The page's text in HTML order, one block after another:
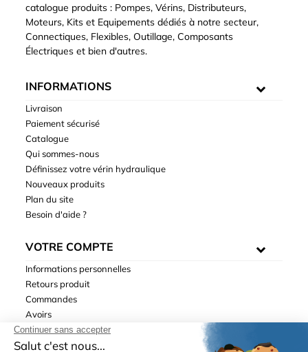
catalogue produits : Pompes, Vérins, Distributeurs,
Moteurs, Kits et Equipements dédiés à notre secteur,
Connectiques, Flexibles, Outillage, Composants
Électriques et bien d'autres.
INFORMATIONS
Livraison
Paiement sécurisé
Catalogue
Qui sommes-nous
Définissez votre vérin hydraulique
Nouveaux produits
Plan du site
Besoin d'aide ?
VOTRE COMPTE
Informations personnelles
Retours produit
Commandes
Avoirs
Adresses
Bons de réduction